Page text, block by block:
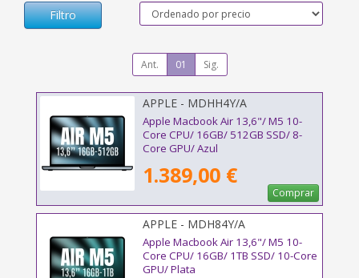
Filtro
Ant. 01 Sig.
APPLE - MDHH4Y/A
Apple Macbook Air 13,6"/ M5 10-
Core CPU/ 16GB/ 512GB SSD/ 8-
Core GPU/ Azul
1.389,00 €
Comprar
APPLE - MDH84Y/A
Apple Macbook Air 13,6"/ M5 10-
Core CPU/ 16GB/ 1TB SSD/ 10-Core
GPU/ Plata